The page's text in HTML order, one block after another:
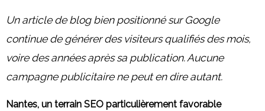
Un article de blog bien positionné sur Google
continue de générer des visiteurs qualifiés des mois,
voire des années après sa publication. Aucune
campagne publicitaire ne peut en dire autant.
Nantes, un terrain SEO particulièrement favorable